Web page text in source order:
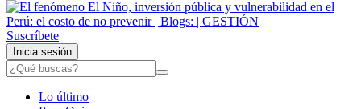
Suscríbete
Inicia sesión
Lo último